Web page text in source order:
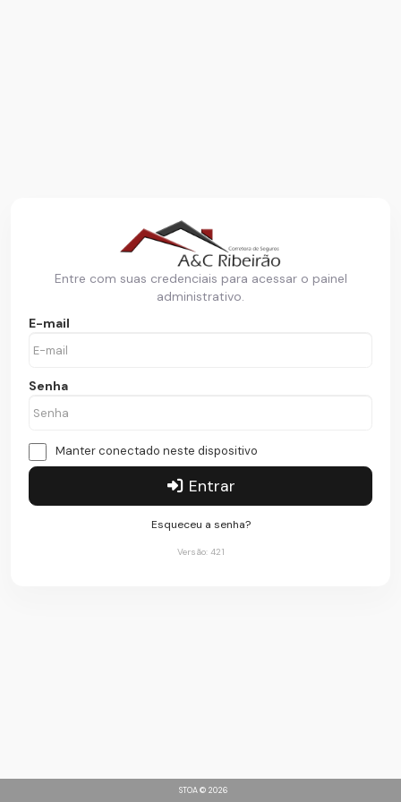
Entre com suas credenciais para acessar o painel
administrativo.
E-mail
Senha
Manter conectado neste dispositivo
Entrar
Esqueceu a senha?
Versão: 421
STOA © 2026